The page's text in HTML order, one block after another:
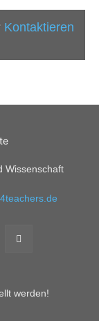
Kontaktieren
Wissenschaft
werden!